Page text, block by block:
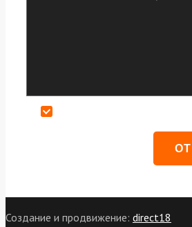
Создание и продвижение: direct18